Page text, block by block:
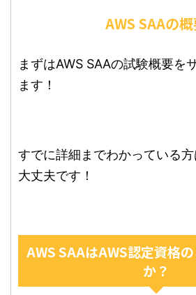
AWS SAAの
まずはAWS SAAの試験概要を
ます！
すでに詳細までわかっている
大丈夫です！
AWS SAAはAWS認定資格
か？